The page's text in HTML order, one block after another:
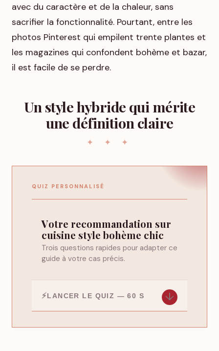
avec du caractère et de la chaleur, sans
sacrifier la fonctionnalité. Pourtant, entre les
photos Pinterest qui empilent trente plantes et
les magazines qui confondent bohème et bazar,
il est facile de se perdre.
Un style hybride qui mérite
une définition claire
QUIZ PERSONNALISÉ
Votre recommandation sur
cuisine style bohème chic
Trois questions rapides pour adapter ce
guide à votre cas précis.
LANCER LE QUIZ — 60 S ↓